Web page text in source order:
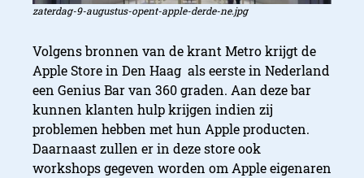
zaterdag-9-augustus-opent-apple-derde-ne.jpg
Volgens bronnen van de krant Metro krijgt de
Apple Store in Den Haag als eerste in Nederland
een Genius Bar van 360 graden. Aan deze bar
kunnen klanten hulp krijgen indien zij
problemen hebben met hun Apple producten.
Daarnaast zullen er in deze store ook
workshops gegeven worden om Apple eigenaren